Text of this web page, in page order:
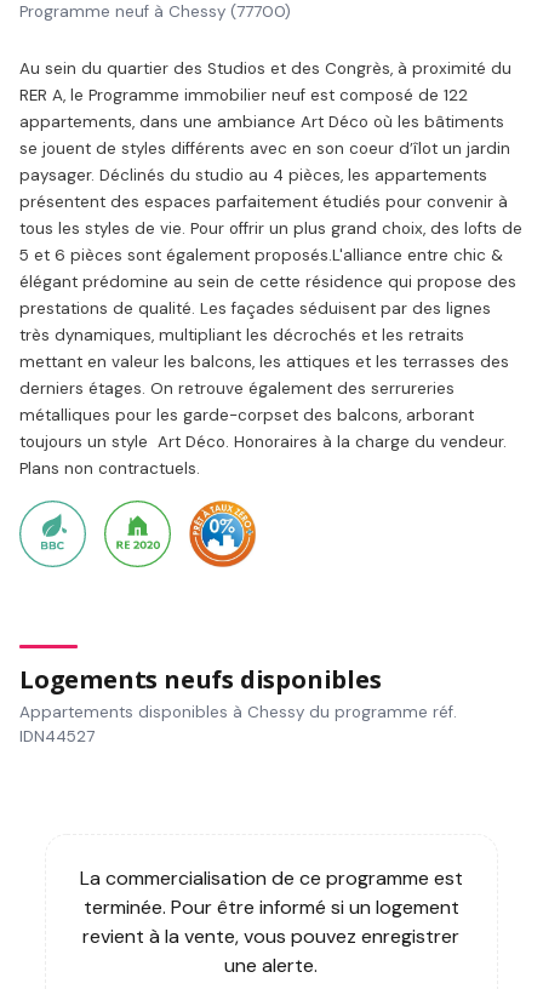
Programme neuf à Chessy (77700)
Au sein du quartier des Studios et des Congrès, à proximité du
RER A, le Programme immobilier neuf est composé de 122
appartements, dans une ambiance Art Déco où les bâtiments
se jouent de styles différents avec en son coeur d’îlot un jardin
paysager. Déclinés du studio au 4 pièces, les appartements
présentent des espaces parfaitement étudiés pour convenir à
tous les styles de vie. Pour offrir un plus grand choix, des lofts de
5 et 6 pièces sont également proposés.L'alliance entre chic &
élégant prédomine au sein de cette résidence qui propose des
prestations de qualité. Les façades séduisent par des lignes
très dynamiques, multipliant les décrochés et les retraits
mettant en valeur les balcons, les attiques et les terrasses des
derniers étages. On retrouve également des serrureries
métalliques pour les garde-corpset des balcons, arborant
toujours un style Art Déco. Honoraires à la charge du vendeur.
Plans non contractuels.
Logements neufs disponibles
Appartements disponibles à Chessy du programme réf.
IDN44527
La commercialisation de ce programme est
terminée. Pour être informé si un logement
revient à la vente, vous pouvez enregistrer
une alerte.